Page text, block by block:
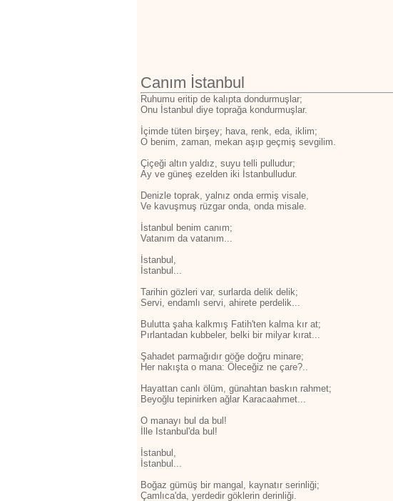
Canım İstanbul
Ruhumu eritip de kalıpta dondurmuşlar;
Onu İstanbul diye toprağa kondurmuşlar.
İçimde tüten birşey; hava, renk, eda, iklim;
O benim, zaman, mekan aşıp geçmiş sevgilim.
Çiçeği altın yaldız, suyu telli pulludur;
Ay ve güneş ezelden iki İstanbulludur.
Denizle toprak, yalnız onda ermiş visale,
Ve kavuşmuş rüzgar onda, onda misale.
İstanbul benim canım;
Vatanım da vatanım...
İstanbul,
İstanbul...
Tarihin gözleri var, surlarda delik delik;
Servi, endamlı servi, ahirete perdelik...
Bulutta şaha kalkmış Fatih'ten kalma kır at;
Pırlantadan kubbeler, belki bir milyar kırat...
Şahadet parmağıdır göğe doğru minare;
Her nakışta o mana: Öleceğiz ne çare?..
Hayattan canlı ölüm, günahtan baskın rahmet;
Beyoğlu tepinirken ağlar Karacaahmet...
O manayı bul da bul!
İlle Istanbul'da bul!
İstanbul,
İstanbul...
Boğaz gümüş bir mangal, kaynatır serinliği;
Çamlıca'da, yerdedir göklerin derinliği.